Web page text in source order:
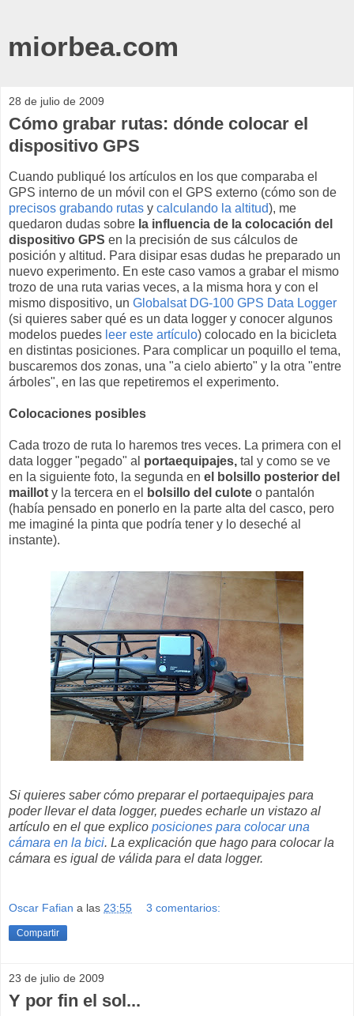
miorbea.com
28 de julio de 2009
Cómo grabar rutas: dónde colocar el
dispositivo GPS
Cuando publiqué los artículos en los que comparaba el
GPS interno de un móvil con el GPS externo (cómo son de
precisos grabando rutas y calculando la altitud), me
quedaron dudas sobre la influencia de la colocación del
dispositivo GPS en la precisión de sus cálculos de
posición y altitud. Para disipar esas dudas he preparado un
nuevo experimento. En este caso vamos a grabar el mismo
trozo de una ruta varias veces, a la misma hora y con el
mismo dispositivo, un Globalsat DG-100 GPS Data Logger
(si quieres saber qué es un data logger y conocer algunos
modelos puedes leer este artículo) colocado en la bicicleta
en distintas posiciones. Para complicar un poquillo el tema,
buscaremos dos zonas, una "a cielo abierto" y la otra "entre
árboles", en las que repetiremos el experimento.
Colocaciones posibles
Cada trozo de ruta lo haremos tres veces. La primera con el
data logger "pegado" al portaequipajes, tal y como se ve
en la siguiente foto, la segunda en el bolsillo posterior del
maillot y la tercera en el bolsillo del culote o pantalón
(había pensado en ponerlo en la parte alta del casco, pero
me imaginé la pinta que podría tener y lo deseché al
instante).
Si quieres saber cómo preparar el portaequipajes para
poder llevar el data logger, puedes echarle un vistazo al
artículo en el que explico posiciones para colocar una
cámara en la bici. La explicación que hago para colocar la
cámara es igual de válida para el data logger.
Oscar Fafian a las 23:55 3 comentarios:
Compartir
23 de julio de 2009
Y por fin el sol...